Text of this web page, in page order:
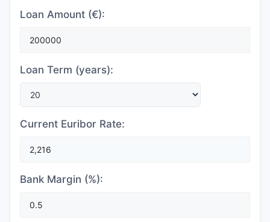
Loan Amount (€):
Loan Term (years):
Current Euribor Rate:
Bank Margin (%):